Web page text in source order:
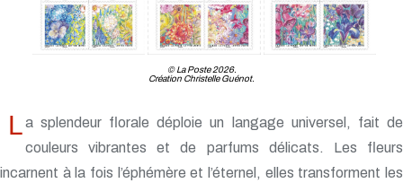
© La Poste 2026.
Création Christelle Guénot.
La splendeur florale déploie un langage universel, fait de
couleurs vibrantes et de parfums délicats. Les fleurs
incarnent à la fois l’éphémère et l’éternel, elles transforment les